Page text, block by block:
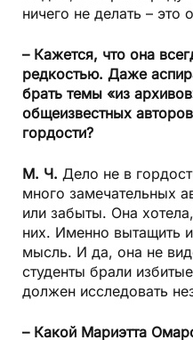
ничего не делать – это
– Кажется, что она
редкостью. Даже
брать темы «из
общеизвестных
гордости?
М. Ч. Дело не в
много замечательных
или забыты. Она
них. Именно вытащить
мысль. И да, она не
студенты брали
должен исследовать
– Какой Мариэтта